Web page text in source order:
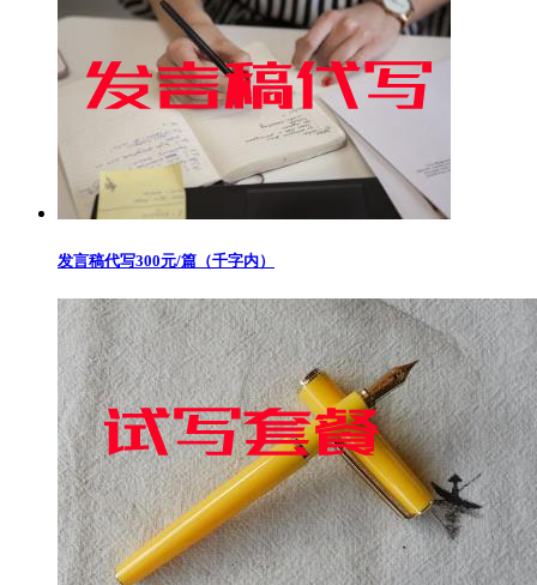
发言稿代写300元/篇（千字内）